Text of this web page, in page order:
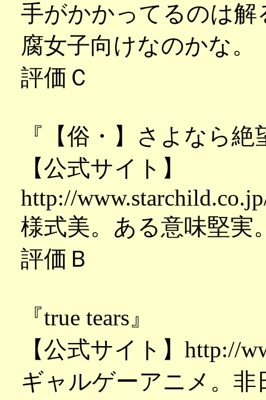
手がかかってるのは
腐女子向けなのかな。
評価Ｃ
『【俗・】さよなら絶
【公式サイト】
http://
様式美。ある意味堅実
評価Ｂ
『true tears』
【公式サイト】http://
ギャルゲーアニメ。